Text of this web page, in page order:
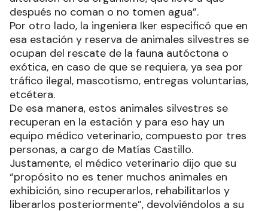
después no coman o no tomen agua”.
Por otro lado, la ingeniera Iker especificó que en
esa estación y reserva de animales silvestres se
ocupan del rescate de la fauna autóctona o
exótica, en caso de que se requiera, ya sea por
tráfico ilegal, mascotismo, entregas voluntarias,
etcétera.
De esa manera, estos animales silvestres se
recuperan en la estación y para eso hay un
equipo médico veterinario, compuesto por tres
personas, a cargo de Matías Castillo.
Justamente, el médico veterinario dijo que su
“propósito no es tener muchos animales en
exhibición, sino recuperarlos, rehabilitarlos y
liberarlos posteriormente”, devolviéndolos a su